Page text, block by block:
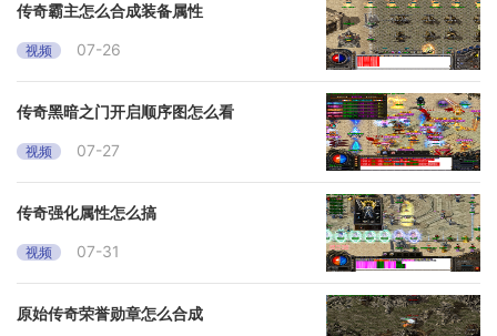
传奇霸主怎么合成装备属性
视频 07-26
传奇黑暗之门开启顺序图怎么看
视频 07-27
传奇强化属性怎么搞
视频 07-31
原始传奇荣誉勋章怎么合成